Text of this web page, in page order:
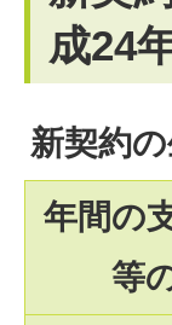
成24
新契約
年間の
等